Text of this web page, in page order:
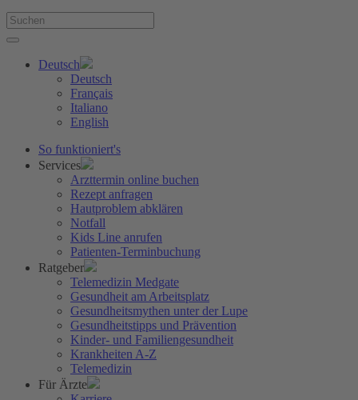
Deutsch
Deutsch
Français
Italiano
English
So funktioniert's
Services
Arzttermin online buchen
Rezept anfragen
Hautproblem abklären
Notfall
Kids Line anrufen
Patienten-Terminbuchung
Ratgeber
Telemedizin Medgate
Gesundheit am Arbeitsplatz
Gesundheitsmythen unter der Lupe
Gesundheitstipps und Prävention
Kinder- und Familiengesundheit
Krankheiten A-Z
Telemedizin
Für Ärzte